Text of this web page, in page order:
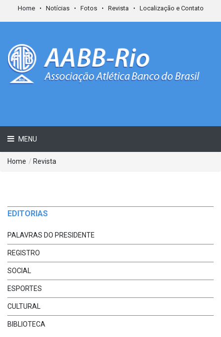
Home Notícias Fotos Revista Localização e Contato
MENU
Home / Revista
EDITORIAS
PALAVRAS DO PRESIDENTE
REGISTRO
SOCIAL
ESPORTES
CULTURAL
BIBLIOTECA